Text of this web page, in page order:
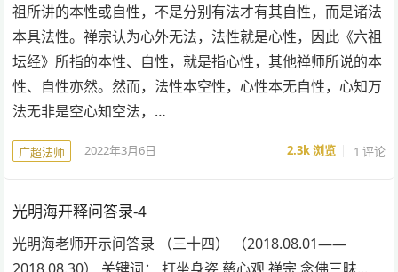
祖所讲的本性或自性，不是分别有法才有其自性，而是诸法
本具法性。禅宗认为心外无法，法性就是心性，因此《六祖
坛经》所指的本性、自性，就是指心性，其他禅师所说的本
性、自性亦然。然而，法性本空性，心性本无自性，心知万
法无非是空心知空法，…
广超法师 2022年3月6日 2.3k浏览 1 评论
光明海开释问答录-4
光明海老师开示问答录 （三十四） （2018.08.01——